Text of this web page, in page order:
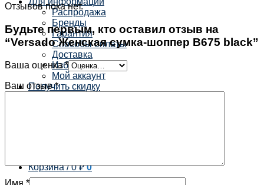
Распродажа
Бренды
Гарантия
Способы оплаты
Доставка
Избранное
Мой аккаунт
Получить скидку
Корзина /0₽ 0
Отзывов пока нет.
Будьте первым, кто оставил отзыв на
“Versado Женская сумка-шоппер B675 black”
Ваша оценка*
Ваш отзыв*
Имя *